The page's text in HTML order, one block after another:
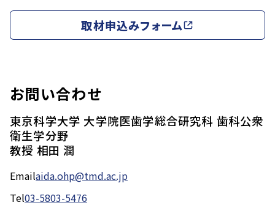
取材申込みフォーム
お問い合わせ
東京科学大学 大学院医歯学総合研究科 歯科公衆
衛生学分野
教授 相田 潤
Emailaida.ohp@tmd.ac.jp
Tel03-5803-5476